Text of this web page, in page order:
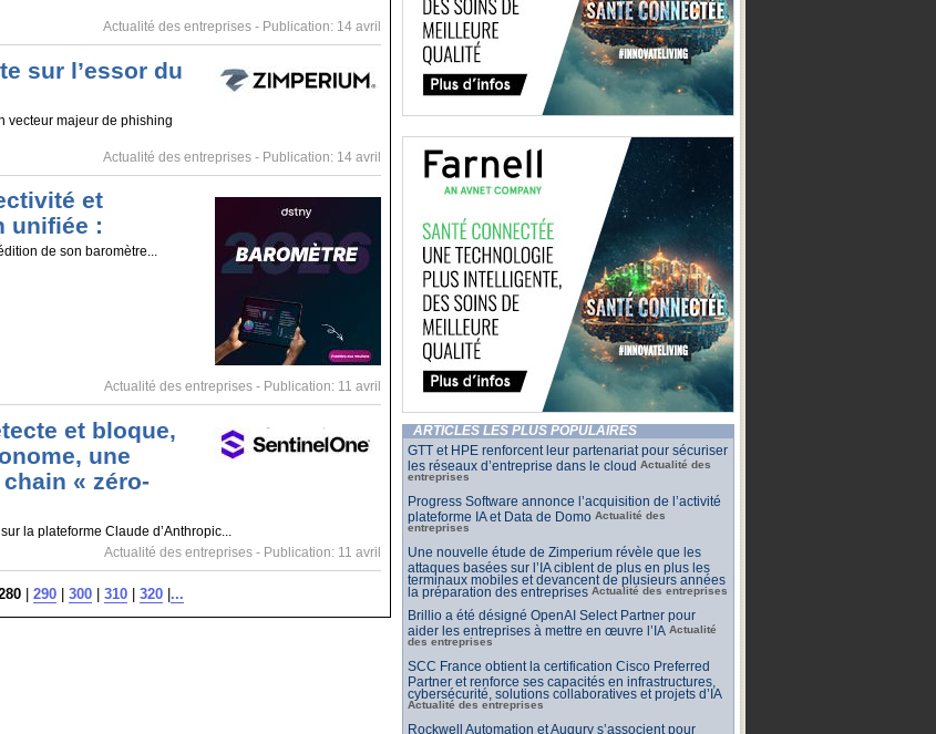
Actualité des entreprises - Publication: 14 avril
sur l’essor du
vecteur majeur de phishing
Actualité des entreprises - Publication: 14 avril
et
unifiée :
de son baromètre...
Actualité des entreprises - Publication: 11 avril
et bloque,
une
« zéro-
la plateforme Claude d’Anthropic...
Actualité des entreprises - Publication: 11 avril
290 300 310 320 ...
ARTICLES LES PLUS POPULAIRES
GTT et HPE renforcent leur partenariat pour sécuriser
les réseaux d’entreprise dans le cloud Actualité des
entreprises
Progress Software annonce l’acquisition de l’activité
plateforme IA et Data de Domo Actualité des
entreprises
Une nouvelle étude de Zimperium révèle que les
attaques basées sur l’IA ciblent de plus en plus les
terminaux mobiles et devancent de plusieurs années
la préparation des entreprises Actualité des entreprises
Brillio a été désigné OpenAI Select Partner pour
aider les entreprises à mettre en œuvre l’IA Actualité
des entreprises
SCC France obtient la certification Cisco Preferred
Partner et renforce ses capacités en infrastructures,
cybersécurité, solutions collaboratives et projets d’IA
Actualité des entreprises
Rockwell Automation et Augury s’associent pour